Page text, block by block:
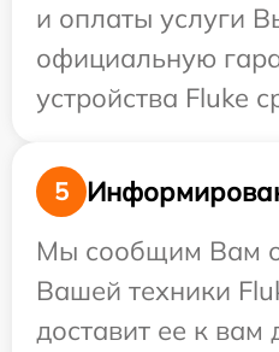
и оплаты услуги
официальную
устройства Fluke
5
Мы сообщим Вам о
Вашей техники
доставит ее к вам